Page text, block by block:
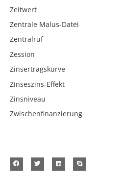
Zeitwert
Zentrale Malus-Datei
Zentralruf
Zession
Zinsertragskurve
Zinseszins-Effekt
Zinsniveau
Zwischenfinanzierung